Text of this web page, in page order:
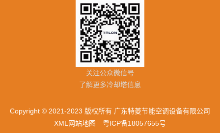
关注公众微信号
了解更多冷却塔信息
Copyright © 2021-2023 版权所有 广东特菱节能空调设备有限公司
XML网站地图
粤ICP备18057655号